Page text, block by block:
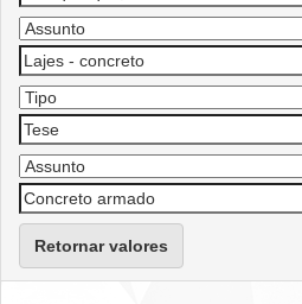
Retornar valores